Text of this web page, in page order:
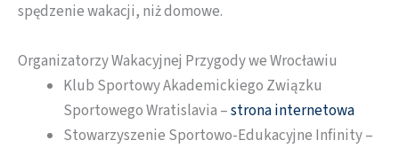
spędzenie wakacji, niż domowe.
Organizatorzy Wakacyjnej Przygody we Wrocławiu
Klub Sportowy Akademickiego Związku
Sportowego Wratislavia –strona internetowa
Stowarzyszenie Sportowo-Edukacyjne Infinity –